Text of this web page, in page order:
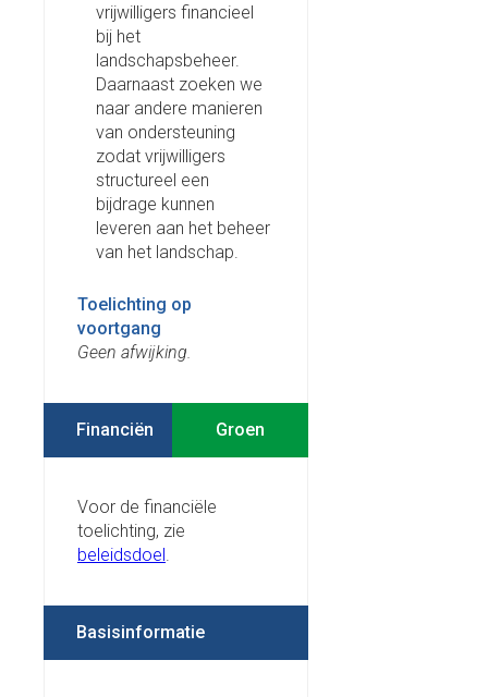
vrijwilligers financieel
bij het
landschapsbeheer.
Daarnaast zoeken we
naar andere manieren
van ondersteuning
zodat vrijwilligers
structureel een
bijdrage kunnen
leveren aan het beheer
van het landschap.
Toelichting op
voortgang
Geen afwijking.
Financiën
Voor de financiële
toelichting, zie
beleidsdoel
Basisinformatie